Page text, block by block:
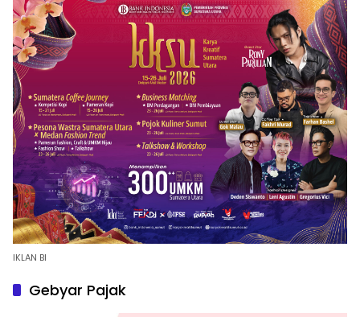
IKLAN BI
Gebyar Pajak